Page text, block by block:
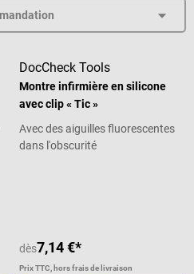
DocCheck Tools
Montre infirmière en silicone
avec clip « Tic »
Avec des aiguilles fluorescentes
dans l'obscurité
dès7,14 €*
Prix TTC, hors frais de livraison